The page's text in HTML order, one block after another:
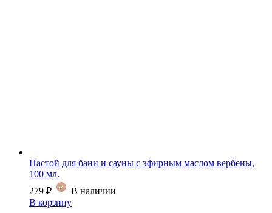
Настой для бани и сауны с эфирным маслом вербены,
100 мл.
279 ₽
В наличии
В корзину